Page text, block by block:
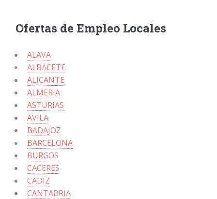
Ofertas de Empleo Locales
ALAVA
ALBACETE
ALICANTE
ALMERIA
ASTURIAS
AVILA
BADAJOZ
BARCELONA
BURGOS
CACERES
CADIZ
CANTABRIA